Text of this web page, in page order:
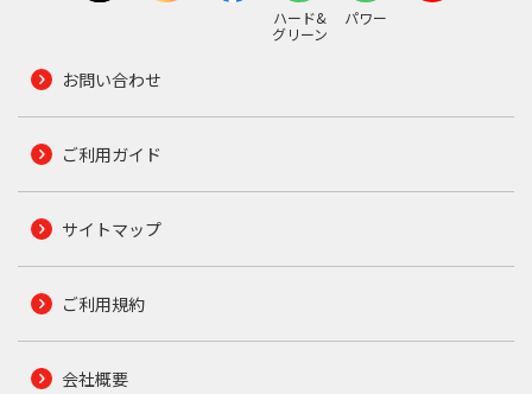
ハード&
グリーン
パワー
お問い合わせ
ご利用ガイド
サイトマップ
ご利用規約
会社概要